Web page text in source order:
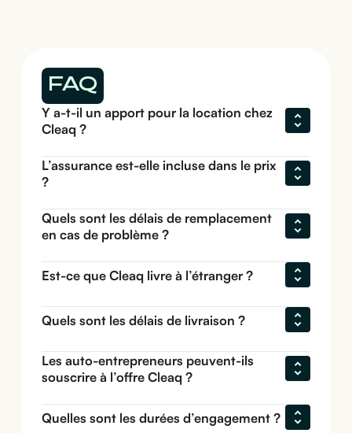
FAQ
Y a-t-il un apport pour la location chez
Cleaq ?
L’assurance est-elle incluse dans le prix
?
Quels sont les délais de remplacement
en cas de problème ?
Est-ce que Cleaq livre à l’étranger ?
Quels sont les délais de livraison ?
Les auto-entrepreneurs peuvent-ils
souscrire à l’offre Cleaq ?
Quelles sont les durées d’engagement ?